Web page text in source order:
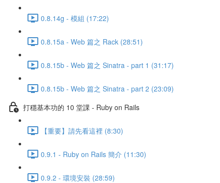
0.8.14g - 模組 (17:22)
0.8.15a - Web 篇之 Rack (28:51)
0.8.15b - Web 篇之 Sinatra - part 1 (31:17)
0.8.15b - Web 篇之 Sinatra - part 2 (23:09)
打穩基本功的 10 堂課 - Ruby on Rails
【重要】請先看這裡 (8:30)
0.9.1 - Ruby on Rails 簡介 (11:30)
0.9.2 - 環境安裝 (28:59)